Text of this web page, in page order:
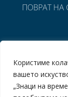
Користиме
вашето
„Знаци на
ПОВРАТ НА